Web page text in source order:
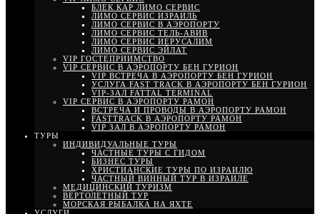
БЛЕК КАР ЛИМО СЕРВИС
ЛИМО СЕРВИС ИЗРАИЛЬ
ЛИМО СЕРВИС В АЭРОПОРТУ
ЛИМО СЕРВИС ТЕЛЬ-АВИВ
ЛИМО СЕРВИС ИЕРУСАЛИМ
ЛИМО СЕРВИС ЭЙЛАТ
VIP ГОСТЕПРИИМСТВО
VIP СЕРВИС В АЭРОПОРТУ БЕН ГУРИОН
VIP ВСТРЕЧА В АЭРОПОРТУ БЕН ГУРИОН
УСЛУГА FAST TRACK В АЭРОПОРТУ БЕН ГУРИОН
VIP-ЗАЛ FATTAL TERMINAL
VIP СЕРВИС В АЭРОПОРТУ РАМОН
ВСТРЕЧА И ПРОВОДЫ В АЭРОПОРТУ РАМОН
FASTTRACK В АЭРОПОРТУ РАМОН
VIP ЗАЛ В АЭРОПОРТУ РАМОН
ТУРЫ
ИНДИВИДУАЛЬНЫЕ ТУРЫ
ЧАСТНЫЕ ТУРЫ С ГИДОМ
БИЗНЕС ТУРЫ
ХРИСТИАНСКИЕ ТУРЫ ПО ИЗРАИЛЮ
ЧАСТНЫЙ ВИННЫЙ ТУР В ИЗРАИЛЕ
МЕДИЦИНСКИЙ ТУРИЗМ
ВЕРТОЛЕТНЫЙ ТУР
МОРСКАЯ РЫБАЛКА НА ЯХТЕ